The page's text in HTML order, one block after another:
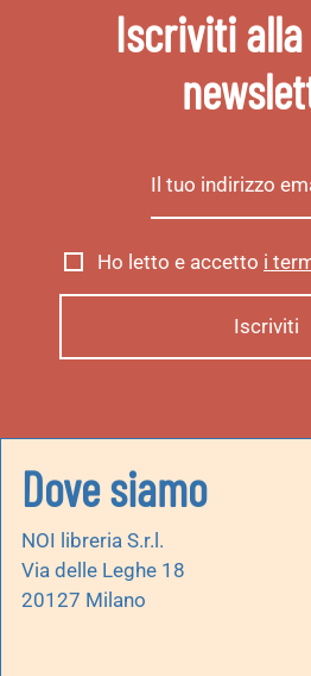
Iscriviti
Ho letto e accetto i
Dove siamo
NOI libreria S.r.l.
Via delle Leghe 18
20127 Milano